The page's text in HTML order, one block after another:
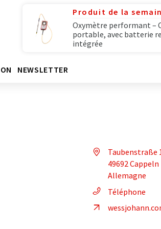
Produit de la
Oxymètre performant –
portable, avec batterie
intégrée
NEWSLETTER
Taubenstraße
49692 Cappeln
Allemagne
Téléphone